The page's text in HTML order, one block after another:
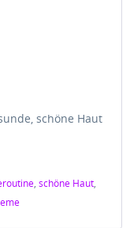
schöne Haut
, schöne Haut,